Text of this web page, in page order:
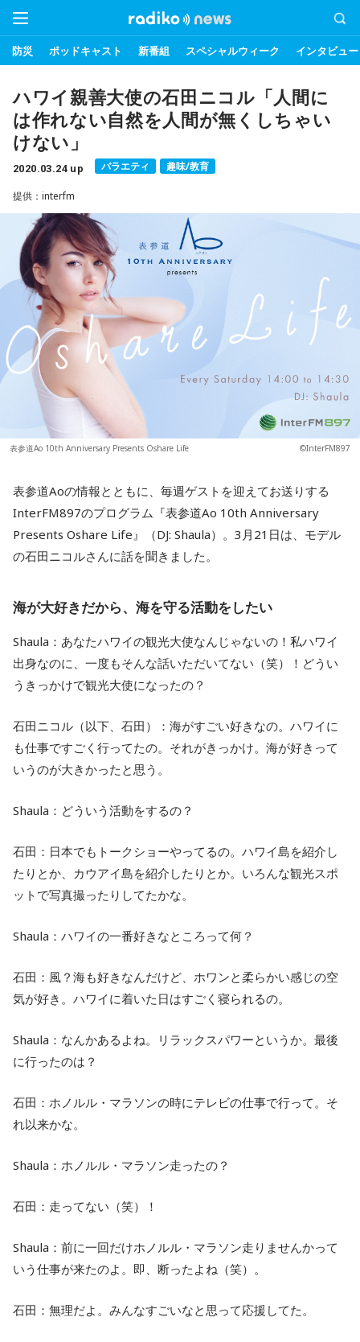
防災 ポッドキャスト 新番組 スペシャルウィーク インタビュー
ハワイ親善大使の石田ニコル「人間に
は作れない自然を人間が無くしちゃい
けない」
2020.03.24 up バラエティ 趣味/教育
提供：interfm
表参道Ao 10th Anniversary Presents Oshare Life ©InterFM897
表参道Aoの情報とともに、毎週ゲストを迎えてお送りする
InterFM897のプログラム『表参道Ao 10th Anniversary
Presents Oshare Life』（DJ: Shaula）。3月21日は、モデル
の石田ニコルさんに話を聞きました。
海が大好きだから、海を守る活動をしたい
Shaula：あなたハワイの観光大使なんじゃないの！私ハワイ
出身なのに、一度もそんな話いただいてない（笑）！どうい
うきっかけで観光大使になったの？
石田ニコル（以下、石田）：海がすごい好きなの。ハワイに
も仕事ですごく行ってたの。それがきっかけ。海が好きって
いうのが大きかったと思う。
Shaula：どういう活動をするの？
石田：日本でもトークショーやってるの。ハワイ島を紹介し
たりとか、カウアイ島を紹介したりとか。いろんな観光スポ
ットで写真撮ったりしてたかな。
Shaula：ハワイの一番好きなところって何？
石田：風？海も好きなんだけど、ホワンと柔らかい感じの空
気が好き。ハワイに着いた日はすごく寝られるの。
Shaula：なんかあるよね。リラックスパワーというか。最後
に行ったのは？
石田：ホノルル・マラソンの時にテレビの仕事で行って。そ
れ以来かな。
Shaula：ホノルル・マラソン走ったの？
石田：走ってない（笑）！
Shaula：前に一回だけホノルル・マラソン走りませんかって
いう仕事が来たのよ。即、断ったよね（笑）。
石田：無理だよ。みんなすごいなと思って応援してた。